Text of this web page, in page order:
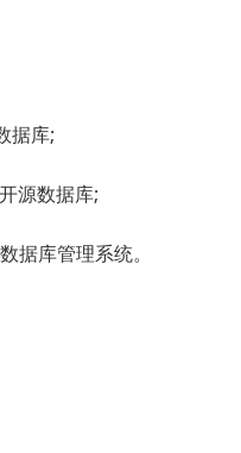
据库;
源数据库;
库管理系统。